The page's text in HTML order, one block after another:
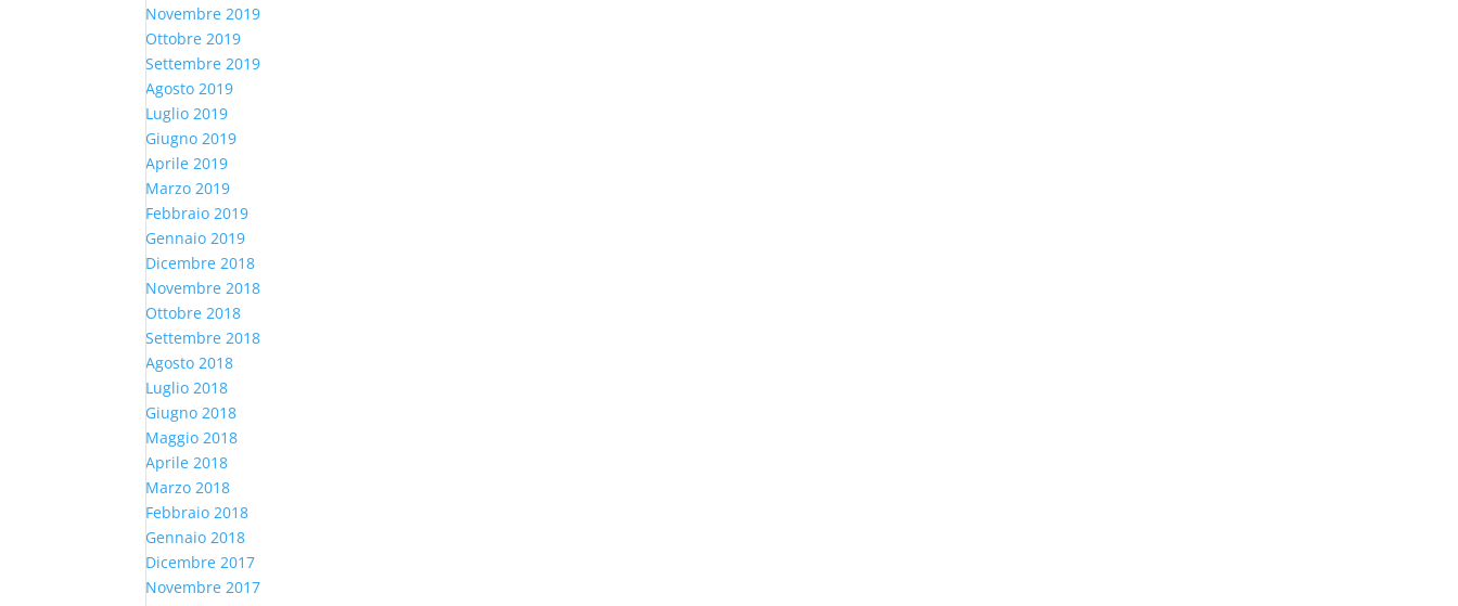
Novembre 2019
Ottobre 2019
Settembre 2019
Agosto 2019
Luglio 2019
Giugno 2019
Aprile 2019
Marzo 2019
Febbraio 2019
Gennaio 2019
Dicembre 2018
Novembre 2018
Ottobre 2018
Settembre 2018
Agosto 2018
Luglio 2018
Giugno 2018
Maggio 2018
Aprile 2018
Marzo 2018
Febbraio 2018
Gennaio 2018
Dicembre 2017
Novembre 2017